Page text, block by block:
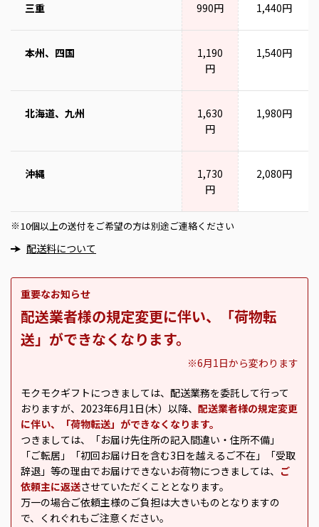
三重 990円 1,440円
本州、四国
1,190
円
1,540円
北海道、九州
1,630
円
1,980円
沖縄
1,730
円
2,080円
※ 10個以上の送付をご希望の方は別途ご連絡ください
配送料について
重要なお知らせ
配送業者様の規定変更に伴い、「荷物転
送」ができなくなります。
※6月1日から変わります
モクモクギフトにつきましては、配送業務を委託して行って
おりますが、2023年6月1日(木）以降、 配送業者様の規定変更
に伴い、「荷物転送」ができなくなります。
つきましては、「お届け先住所の記入間違い・住所不備」
「ご転居」「初回お届け日を含む3日を越えるご不在」「受取
辞退」等の理由でお届けできないお荷物につきましては、 ご
依頼主に返送させていただくこととなります。
万一の場合ご依頼主様のご負担は大きいものとなりますの
で、くれぐれもご注意ください。